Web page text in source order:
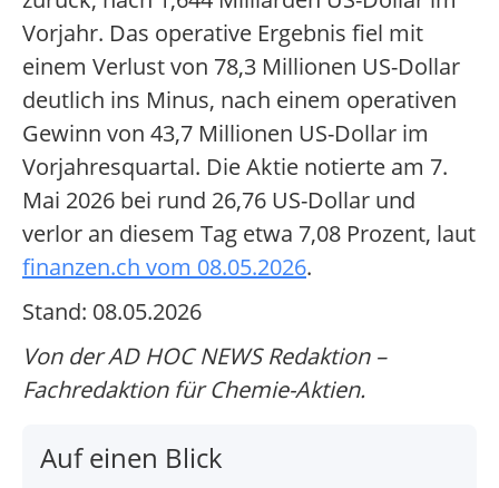
Vorjahr. Das operative Ergebnis fiel mit
einem Verlust von 78,3 Millionen US-Dollar
deutlich ins Minus, nach einem operativen
Gewinn von 43,7 Millionen US-Dollar im
Vorjahresquartal. Die Aktie notierte am 7.
Mai 2026 bei rund 26,76 US-Dollar und
verlor an diesem Tag etwa 7,08 Prozent, laut
finanzen.ch vom 08.05.2026.
Stand: 08.05.2026
Von der AD HOC NEWS Redaktion –
Fachredaktion für Chemie-Aktien.
Auf einen Blick